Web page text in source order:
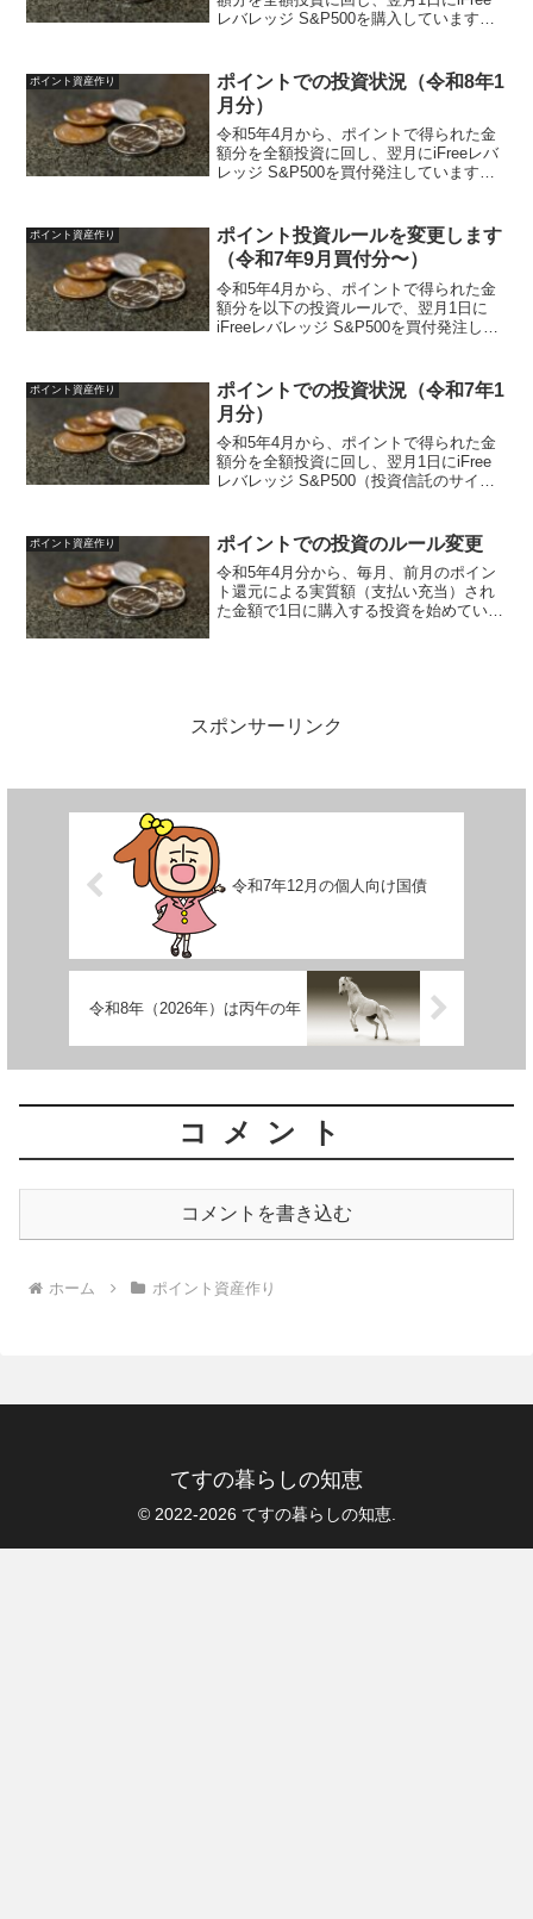
レバレッジ S&P500を購入しています。
ポイント楽天ポイント、ポイントサイ
ト...
ポイント資産作り
ポイントでの投資状況（令和8年1
月分）
令和5年4月から、ポイントで得られた金
額分を全額投資に回し、翌月にiFreeレバ
レッジ S&P500を買付発注しています。
ポイント楽天ポイント、ポイントサイ
ト...
ポイント資産作り
ポイント投資ルールを変更します
（令和7年9月買付分〜）
令和5年4月から、ポイントで得られた金
額分を以下の投資ルールで、翌月1日に
iFreeレバレッジ S&P500を買付発注して
イトなど（dポイント、Pontaポ...
ポイント資産作り
ポイントでの投資状況（令和7年1
月分）
令和5年4月から、ポイントで得られた金
額分を全額投資に回し、翌月1日にiFree
レバレッジ S&P500（投資信託のサイ
iFreeレバレッジ S&P500（投資信託サイ
ト...
ポイント資産作り ポイントでの投資のルール変更
令和5年4月分から、毎月、前月のポイン
ト還元による実質額（支払い充当）され
た金額で1日に購入する投資を始めていま
スポンサーリンク
令和7年12月の個人向け国債
令和8年（2026年）は丙午の年
コメント
コメントを書き込む
ホーム ポイント資産作り
てすの暮らしの知恵
© 2022-2026 てすの暮らしの知恵.